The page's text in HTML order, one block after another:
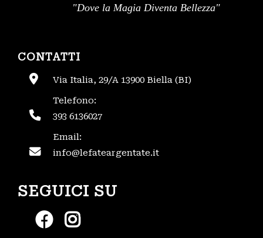
"Dove la Magia Diventa Bellezza"
CONTATTI
Via Italia, 29/A 13900 Biella (BI)
Telefono:
393 6136027
Email:
info@lefateargentate.it
SEGUICI SU